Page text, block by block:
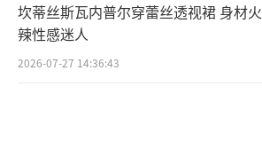
坎蒂丝斯瓦内普尔穿蕾丝透视裙 身材火
辣性感迷人
2026-07-27 14:36:43